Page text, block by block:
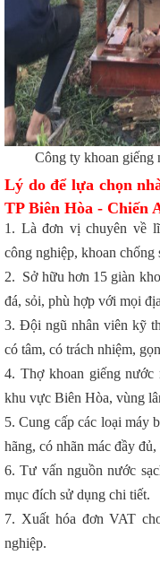
Công ty khoan giếng
Lý do để lựa chọn
TP Biên Hòa - Chiến
1. Là đơn vị chuyên về
công nghiệp, khoan chống
2. Sở hữu hơn 15 giàn
đá, sỏi, phù hợp với mọi
3. Đội ngũ nhân viên kỹ
có tâm, có trách nhiệm,
4. Thợ khoan giếng nước
khu vực Biên Hòa, vùng
5. Cung cấp các loại máy
hãng, có nhãn mác đầy
6. Tư vấn nguồn nước
mục đích sử dụng chi tiết.
7. Xuất hóa đơn VAT
nghiệp.